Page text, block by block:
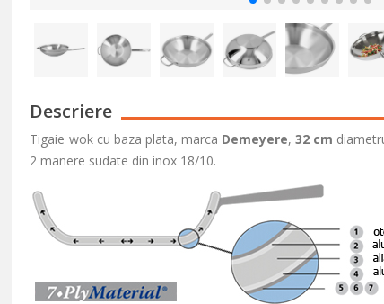
Descriere
Tigaie wok cu baza plata, marca Demeyere,32 cm
2 manere sudate din inox 18/10.